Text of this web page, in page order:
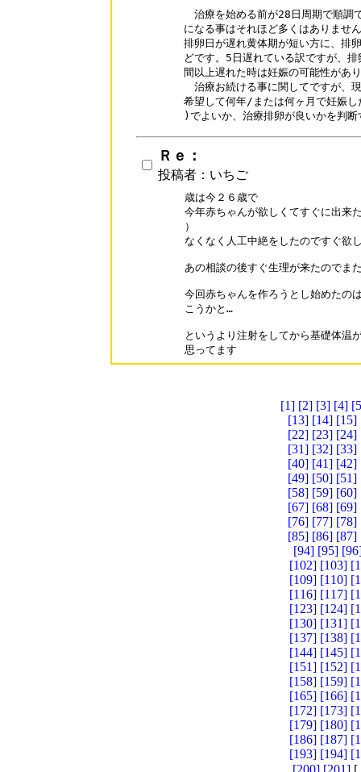
治療を始める前が28日周期で順調
になる事はそれほど多くはありませ
排卵日が遅れ黄体期が短い方に、排
どです。5日遅れている訳ですが、
間以上遅れた時は妊娠の可能性があ
治療お続ける事に関してですが、
希望して何年/または何ヶ月で妊娠
Ｒｅ：
投稿者：いちご
歳は今２６歳で
今年赤ちゃんが欲しくてすぐに出来
）
なくなく人工中絶をしたのですぐ欲
あの相談の後すぐ生理が来たのでま
今回赤ちゃんを作ろうとし始めたの
こうかと…
というより注射をしてから基礎体温
思ってます
[1] [2] [3] [4]
[13] [14] [15]
[22] [23] [24]
[31] [32] [33]
[40] [41] [42]
[49] [50] [51]
[58] [59] [60]
[67] [68] [69]
[76] [77] [78]
[85] [86] [87]
[94] [95]
[102] [103]
[109] [110]
[116] [117]
[123] [124]
[130] [131]
[137] [138]
[144] [145]
[151] [152]
[158] [159]
[165] [166]
[172] [173]
[179] [180]
[186] [187]
[193] [194]
[200] [201] [